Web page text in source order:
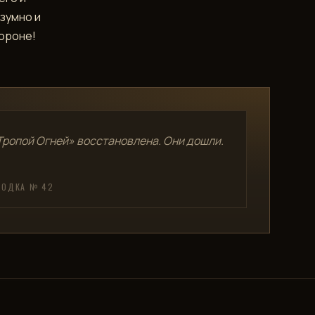
и
Огней» восстановлена. Они дошли.
№ 42